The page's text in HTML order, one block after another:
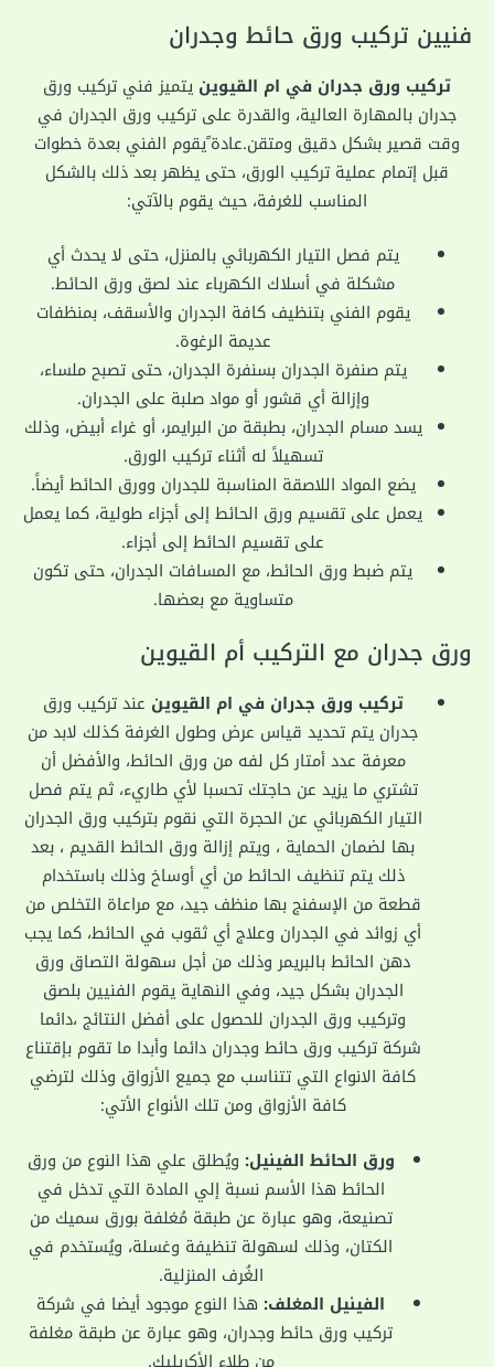
فنيين تركيب ورق حائط وجدران
تركيب ورق جدران في ام القيوين يتميز فني تركیب ورق
جدران بالمهارة العالية، والقدرة على تركيب ورق الجدران في
وقت قصير بشكل دقيق ومتقن.عادة ًيقوم الفني بعدة خطوات
قبل إتمام عملية تركيب الورق، حتى يظهر بعد ذلك بالشكل
المناسب للغرفة، حيث يقوم بالآتي:
يتم فصل التيار الكهربائي بالمنزل، حتى لا يحدث أي
مشكلة في أسلاك الكهرباء عند لصق ورق الحائط.
يقوم الفني بتنظيف كافة الجدران والأسقف، بمنظفات
عديمة الرغوة.
يتم صنفرة الجدران بسنفرة الجدران، حتى تصبح ملساء،
وإزالة أي قشور أو مواد صلبة على الجدران.
يسد مسام الجدران، بطبقة من البرايمر، أو غراء أبيض، وذلك
تسهيلاً له أثناء تركيب الورق.
يضع المواد اللاصقة المناسبة للجدران وورق الحائط أيضاً.
يعمل على تقسيم ورق الحائط إلى أجزاء طولية، كما يعمل
على تقسيم الحائط إلى أجزاء.
يتم ضبط ورق الحائط، مع المسافات الجدران، حتى تكون
متساوية مع بعضها.
ورق جدران مع التركيب أم القيوين
تركيب ورق جدران في ام القيوين عند تركيب ورق
جدران يتم تحديد قياس عرض وطول الغرفة كذلك لابد من
معرفة عدد أمتار كل لفه من ورق الحائط، والأفضل أن
تشتري ما يزيد عن حاجتك تحسبا لأي طاريء، ثم يتم فصل
التيار الكهربائي عن الحجرة التي نقوم بتركيب ورق الجدران
بها لضمان الحماية ، ويتم إزالة ورق الحائط القديم ، بعد
ذلك يتم تنظيف الحائط من أي أوساخ وذلك باستخدام
قطعة من الإسفنج بها منظف جيد، مع مراعاة التخلص من
أي زوائد في الجدران وعلاج أي ثقوب في الحائط، كما يجب
دهن الحائط بالبريمر وذلك من أجل سهولة التصاق ورق
الجدران بشكل جيد، وفي النهاية يقوم الفنيين بلصق
وتركيب ورق الجدران للحصول على أفضل النتائج ،دائما
شركة تركيب ورق حائط وجدران دائما وأبدا ما تقوم بإقتناع
كافة الانواع التي تتناسب مع جميع الأزواق وذلك لترضي
كافة الأزواق ومن تلك الأنواع الأتي:
ورق الحائط الفينيل: ويُطلق علي هذا النوع من ورق
الحائط هذا الأسم نسبة إلي المادة التي تدخل في
تصنيعة، وهو عبارة عن طبقة مُغلفة بورق سميك من
الكتان، وذلك لسهولة تنظيفة وغسلة، ويُستخدم في
الغُرف المنزلية.
الفينيل المغلف: هذا النوع موجود أيضا في شركة
تركيب ورق حائط وجدران، وهو عبارة عن طبقة مغلفة